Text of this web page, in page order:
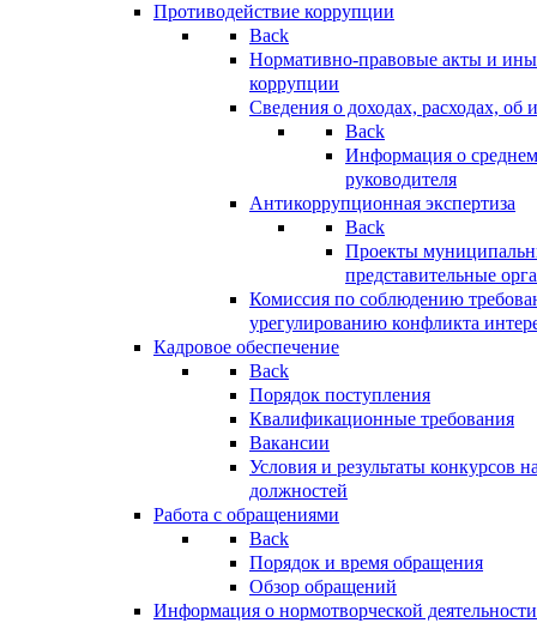
Противодействие коррупции
Back
Нормативно-правовые акты и
коррупции
Сведения о доходах, расходах, об
Back
Информация о
руководителя
Антикоррупционная экспертиза
Back
Проекты
представительные
Комиссия по соблюдению
урегулированию конфликта
Кадровое обеспечение
Back
Порядок поступления
Квалификационные требования
Вакансии
Условия и результаты конкурсов
должностей
Работа с обращениями
Back
Порядок и время обращения
Обзор обращений
Информация о нормотворческой деятельности